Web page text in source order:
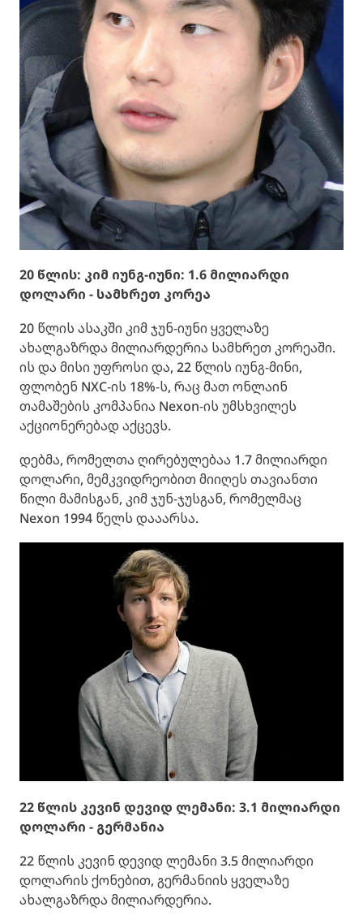
20 წლის: კიმ იუნგ-იუნი: 1.6 მილიარდი
დოლარი - სამხრეთ კორეა
20 წლის ასაკში კიმ ჯუნ-იუნი ყველაზე
ახალგაზრდა მილიარდერია სამხრეთ კორეაში.
ის და მისი უფროსი და, 22 წლის იუნგ-მინი,
ფლობენ NXC-ის 18%-ს, რაც მათ ონლაინ
თამაშების კომპანია Nexon-ის უმსხვილეს
აქციონერებად აქცევს.
დებმა, რომელთა ღირებულებაა 1.7 მილიარდი
დოლარი, მემკვიდრეობით მიიღეს თავიანთი
წილი მამისგან, კიმ ჯუნ-ჯუსგან, რომელმაც
Nexon 1994 წელს დააარსა.
22 წლის კევინ დევიდ ლემანი: 3.1 მილიარდი
დოლარი - გერმანია
22 წლის კევინ დევიდ ლემანი 3.5 მილიარდი
დოლარის ქონებით, გერმანიის ყველაზე
ახალგაზრდა მილიარდერია.